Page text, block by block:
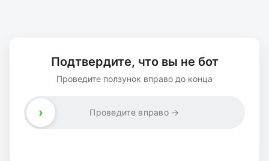
Подтвердите, что вы не бот
Проведите ползунок вправо до конца
Проведите вправо →
›